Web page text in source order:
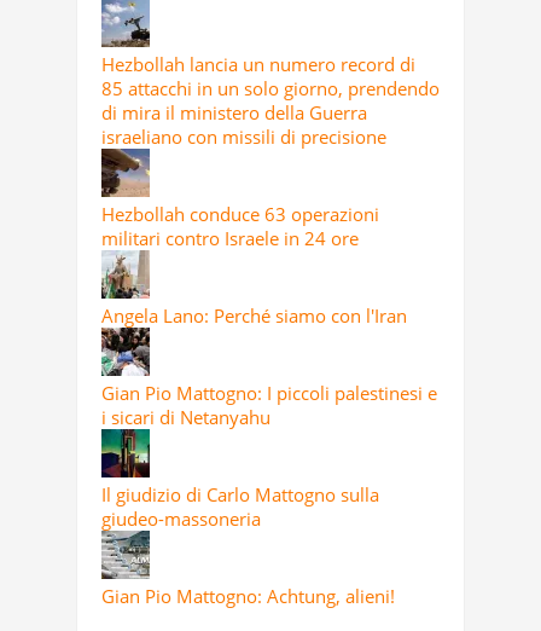
Hezbollah lancia un numero record di
85 attacchi in un solo giorno, prendendo
di mira il ministero della Guerra
israeliano con missili di precisione
Hezbollah conduce 63 operazioni
militari contro Israele in 24 ore
Angela Lano: Perché siamo con l'Iran
Gian Pio Mattogno: I piccoli palestinesi e
i sicari di Netanyahu
Il giudizio di Carlo Mattogno sulla
giudeo-massoneria
Gian Pio Mattogno: Achtung, alieni!